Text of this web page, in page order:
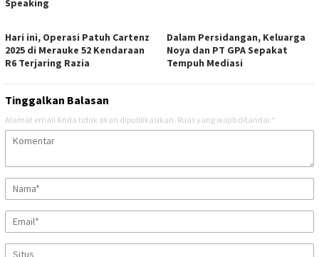
Speaking
Hari ini, Operasi Patuh Cartenz
2025 di Merauke 52 Kendaraan
R6 Terjaring Razia
Dalam Persidangan, Keluarga
Noya dan PT GPA Sepakat
Tempuh Mediasi
Tinggalkan Balasan
Alamat email Anda tidak akan dipublikasikan. Ruas yang wajib ditandai *